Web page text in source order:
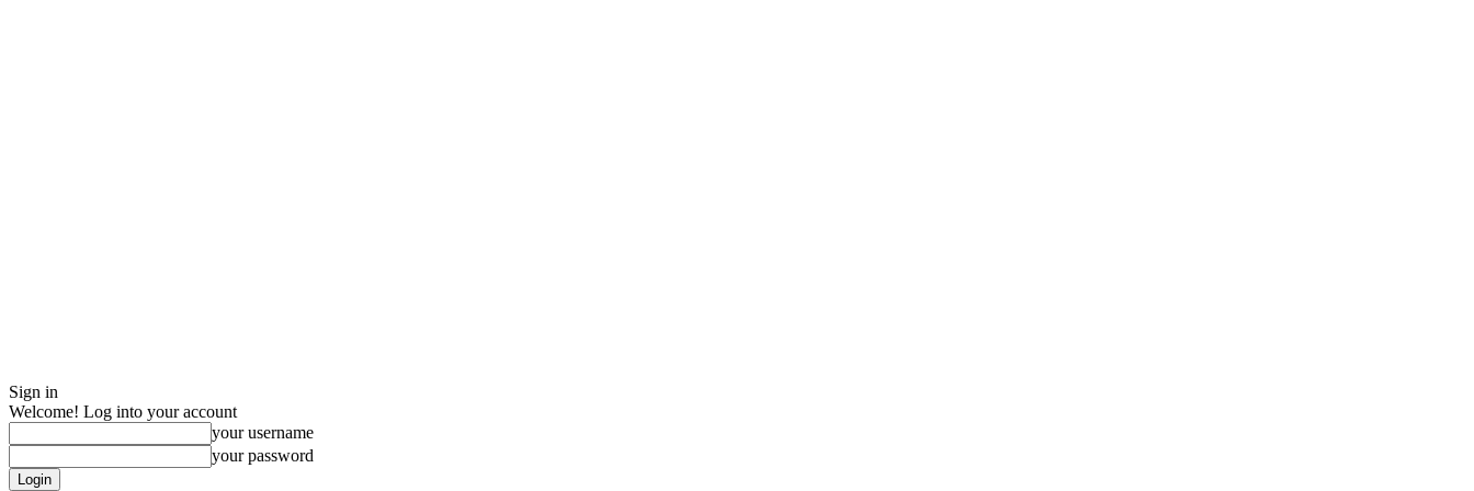
Sign in
Welcome! Log into your account
your username
your password